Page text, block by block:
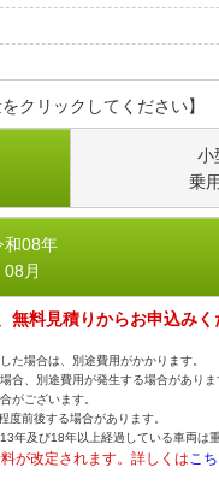
クリックしてください】
小
乗
和08年
08月
無料見積りからお申込みく
た場合は、別途費用がかかります。
、別途費用が発生する場合がありま
がございます。
前後する場合があります。
年及び18年以上経過している車両は
が改定されます。詳しくはこ